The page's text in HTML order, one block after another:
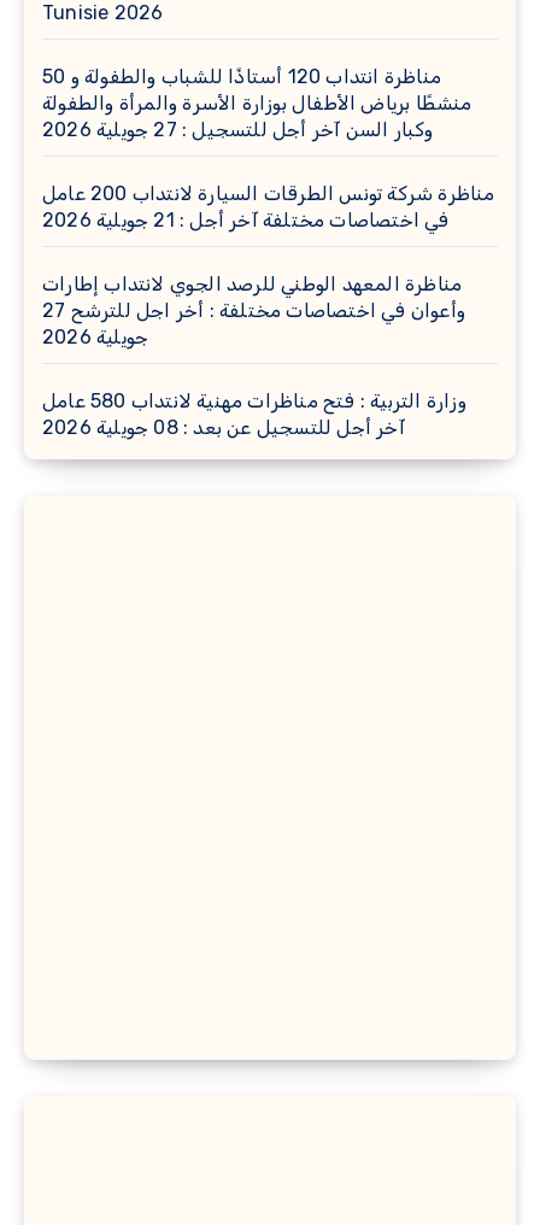
Tunisie 2026
مناظرة انتداب 120 أستاذًا للشباب والطفولة و 50
منشطًا برياض الأطفال بوزارة الأسرة والمرأة والطفولة
وكبار السن آخر أجل للتسجيل : 27 جويلية 2026
مناظرة شركة تونس الطرقات السيارة لانتداب 200 عامل
في اختصاصات مختلفة آخر أجل : 21 جويلية 2026
مناظرة المعهد الوطني للرصد الجوي لانتداب إطارات
وأعوان في اختصاصات مختلفة : أخر اجل للترشح 27
جويلية 2026
وزارة التربية : فتح مناظرات مهنية لانتداب 580 عامل
آخر أجل للتسجيل عن بعد : 08 جويلية 2026